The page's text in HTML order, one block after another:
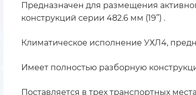
Предназначен для размещения
конструкций серии 482.6 мм (19”) .
Климатическое исполнение УХЛ4,
Имеет полностью разборную
Поставляется в трех транспортных